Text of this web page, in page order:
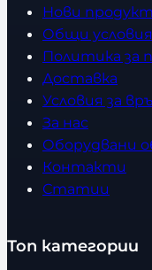
Нови
Общи условия
Политика за
Доставка
Условия за
За нас
Оборудвани
Контакти
Статии
Топ категории